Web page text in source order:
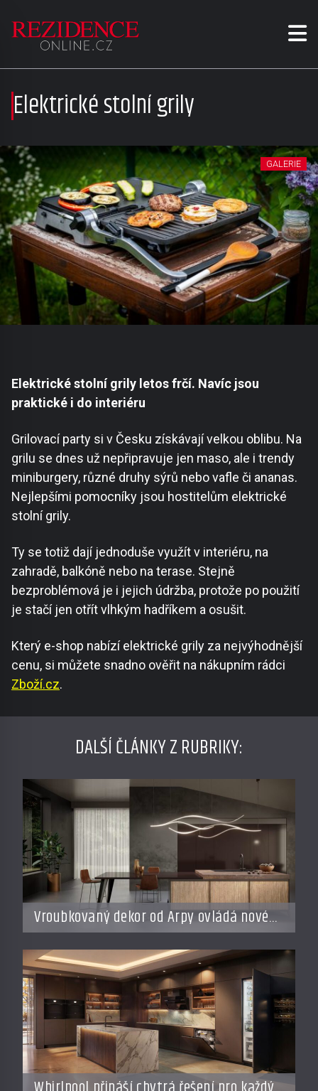
Elektrické stolní grily
GALERIE
Elektrické stolní grily letos frčí. Navíc jsou
praktické i do interiéru
Grilovací party si v Česku získávají velkou oblibu. Na
grilu se dnes už nepřipravuje jen maso, ale i trendy
miniburgery, různé druhy sýrů nebo vafle či ananas.
Nejlepšími pomocníky jsou hostitelům elektrické
stolní grily.
Ty se totiž dají jednoduše využít v interiéru, na
zahradě, balkóně nebo na terase. Stejně
bezproblémová je i jejich údržba, protože po použití
je stačí jen otřít vlhkým hadříkem a osušit.
Který e-shop nabízí elektrické grily za nejvýhodnější
cenu, si můžete snadno ověřit na nákupním rádci
Zboží.cz.
DALŠÍ ČLÁNKY Z RUBRIKY:
Vroubkovaný dekor od Arpy ovládá nové
interiéry